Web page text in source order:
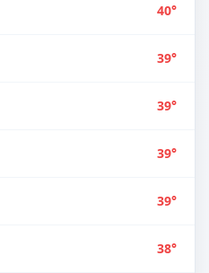
40°
39°
39°
39°
39°
38°